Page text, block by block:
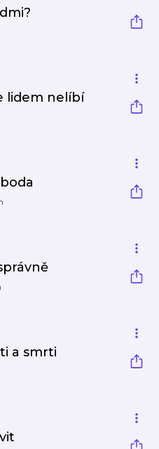
lidem nelíbí
a smrti